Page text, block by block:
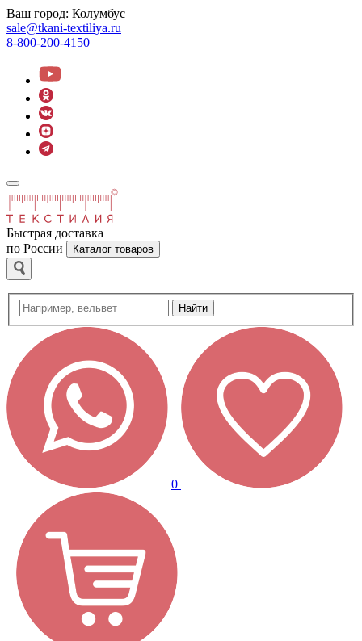
Ваш город: Колумбус
sale@tkani-textiliya.ru
8-800-200-4150
Быстрая доставка
по России
Каталог товаров
Найти
0